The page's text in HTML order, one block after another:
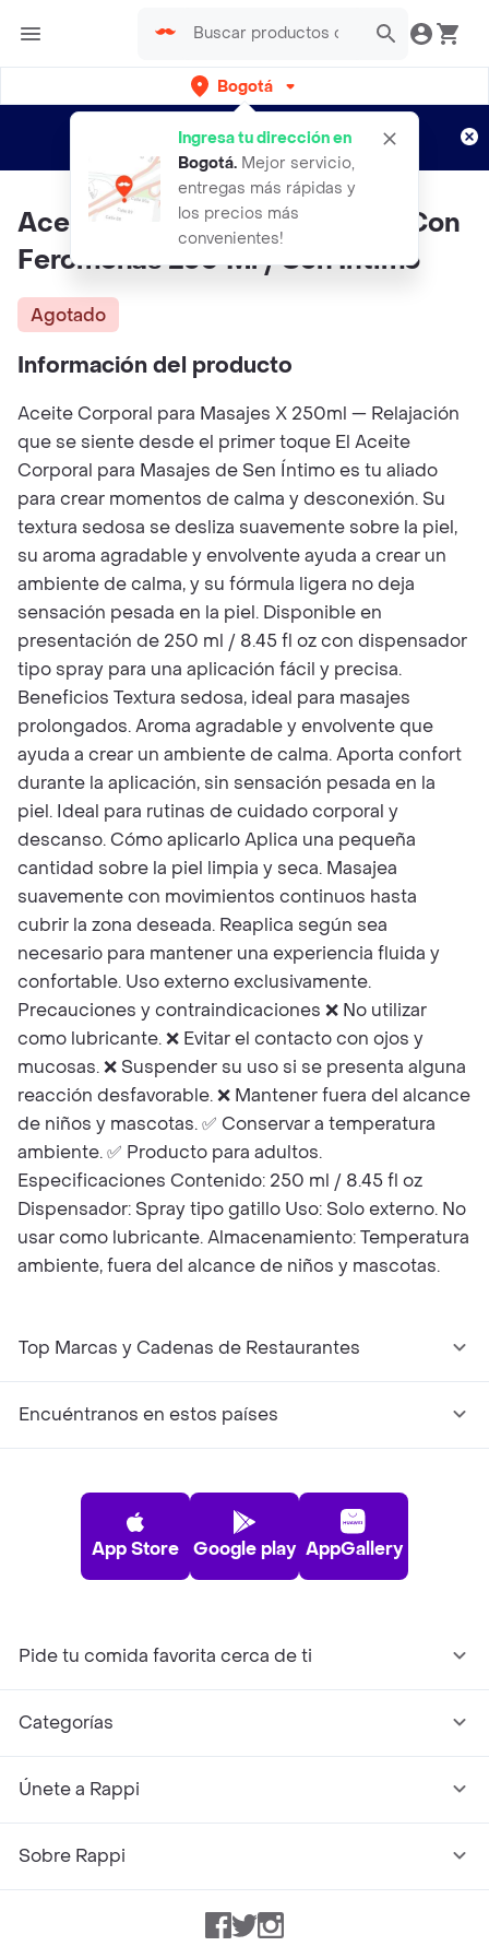
Bogotá
Ingresa tu dirección en
Bogotá. Mejor servicio,
entregas más rápidas y
los precios más
convenientes!
envíos gratis por semanas
Aplican TyC
Aceite Corporal Para Masajes Con
Feromonas 250 Ml / Sen Intimo
Agotado
Información del producto
Aceite Corporal para Masajes X 250ml — Relajación
que se siente desde el primer toque El Aceite
Corporal para Masajes de Sen Íntimo es tu aliado
para crear momentos de calma y desconexión. Su
textura sedosa se desliza suavemente sobre la piel,
su aroma agradable y envolvente ayuda a crear un
ambiente de calma, y su fórmula ligera no deja
sensación pesada en la piel. Disponible en
presentación de 250 ml / 8.45 fl oz con dispensador
tipo spray para una aplicación fácil y precisa.
Beneficios Textura sedosa, ideal para masajes
prolongados. Aroma agradable y envolvente que
ayuda a crear un ambiente de calma. Aporta confort
durante la aplicación, sin sensación pesada en la
piel. Ideal para rutinas de cuidado corporal y
descanso. Cómo aplicarlo Aplica una pequeña
cantidad sobre la piel limpia y seca. Masajea
suavemente con movimientos continuos hasta
cubrir la zona deseada. Reaplica según sea
necesario para mantener una experiencia fluida y
confortable. Uso externo exclusivamente.
Precauciones y contraindicaciones ❌ No utilizar
como lubricante. ❌ Evitar el contacto con ojos y
mucosas. ❌ Suspender su uso si se presenta alguna
reacción desfavorable. ❌ Mantener fuera del alcance
de niños y mascotas. ✅ Conservar a temperatura
ambiente. ✅ Producto para adultos.
Especificaciones Contenido: 250 ml / 8.45 fl oz
Dispensador: Spray tipo gatillo Uso: Solo externo. No
usar como lubricante. Almacenamiento: Temperatura
ambiente, fuera del alcance de niños y mascotas.
Top Marcas y Cadenas de Restaurantes
Encuéntranos en estos países
App Store Google play AppGallery
Pide tu comida favorita cerca de ti
Categorías
Únete a Rappi
Sobre Rappi
Facebook
TwitterInstagram